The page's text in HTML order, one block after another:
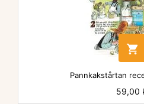

Pannkakstårtan
Pris
59,00